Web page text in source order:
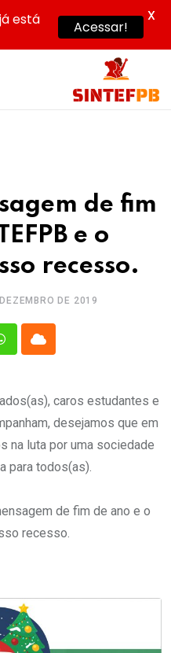
de fim
e o
recesso.
DE 2019
Cloud
caros estudantes e
desejamos que em
na luta por uma sociedade
para todos(as).
de fim de ano e o
recesso.
está
Acessar!
X